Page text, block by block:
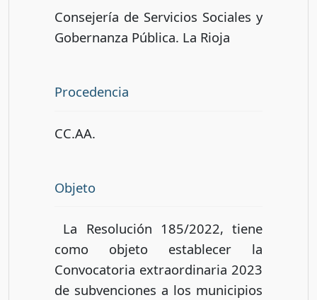
Consejería de Servicios Sociales y
Gobernanza Pública. La Rioja
Procedencia
CC.AA.
Objeto
La Resolución 185/2022, tiene
como objeto establecer la
Convocatoria extraordinaria 2023
de subvenciones a los municipios